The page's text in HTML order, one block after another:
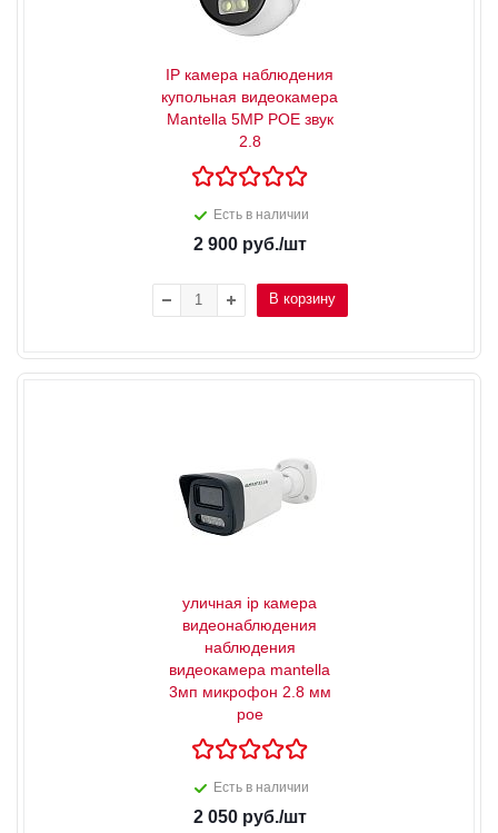
IP камера наблюдения
купольная видеокамера
Mantella 5MP POE звук
2.8
Есть в наличии
2 900руб./шт
В корзину
уличная ip камера
видеонаблюдения
наблюдения
видеокамера mantella
3мп микрофон 2.8 мм
poe
Есть в наличии
2 050руб./шт